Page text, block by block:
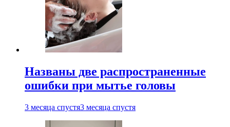
Названы две распространенные
ошибки при мытье головы
3 месяца спустя3 месяца спустя